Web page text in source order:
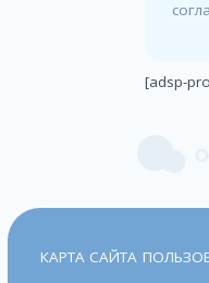
[adsp-
КАРТА САЙТА